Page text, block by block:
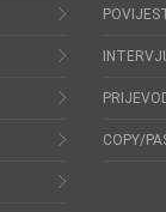
COPY/